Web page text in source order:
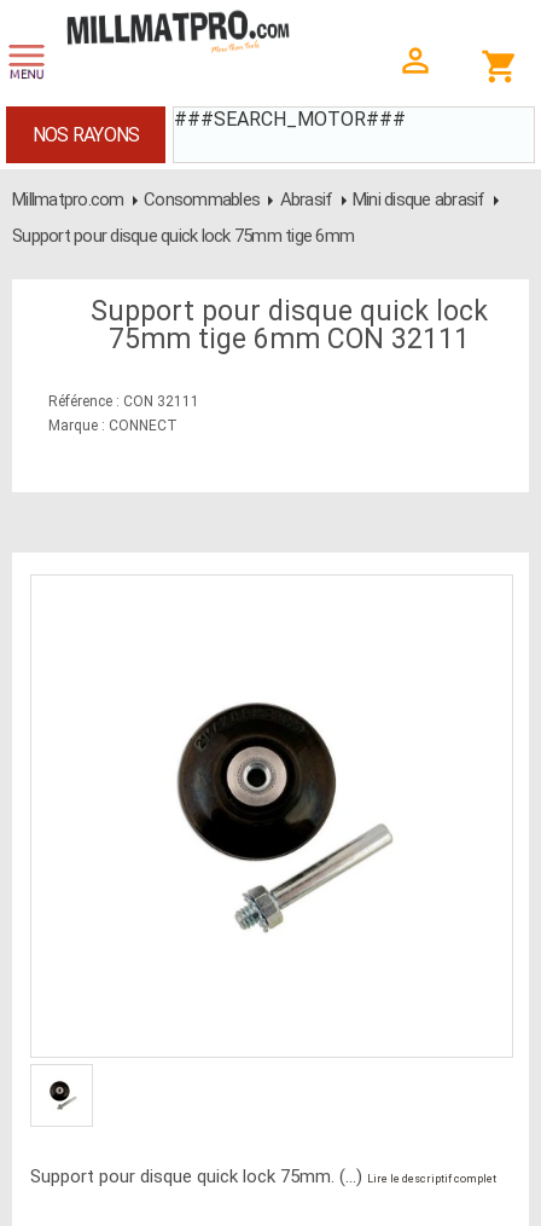
###SEARCH_MOTOR###
NOS RAYONS
Millmatpro.com Consommables Abrasif
Mini disque abrasif
Support pour disque quick lock 75mm tige 6mm
Support pour disque quick lock
75mm tige 6mm CON 32111
Référence : CON 32111
Marque : CONNECT
Support pour disque quick lock 75mm. (...) Lire le descriptif complet